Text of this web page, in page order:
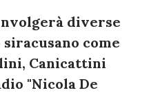
diverse
come
Canicattini
"Nicola De